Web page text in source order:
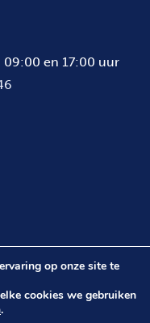
09:00 en 17:00 uur
op onze site te
cookies we gebruiken
.